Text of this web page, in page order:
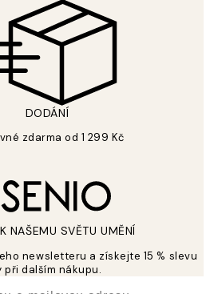
DODÁNÍ
zdarma od 1 299 Kč
NAŠEMU SVĚTU UMĚNÍ
newsletteru a získejte 15 % slevu
při dalším nákupu.